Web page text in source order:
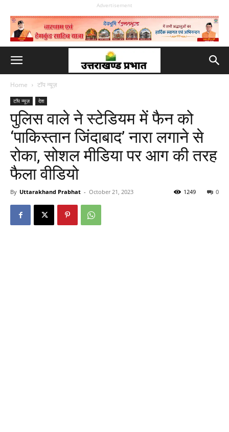
Advertisement
Home टॉप न्यूज़
टॉप न्यूज़ देश
पुलिस वाले ने स्‍टेडियम में फैन को
‘पाकिस्‍तान जिंदाबाद’ नारा लगाने से
रोका, सोशल मीडिया पर आग की तरह
फैला वीडियो
By Uttarakhand Prabhat - October 21, 2023 0
1249